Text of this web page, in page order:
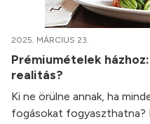
2025. MÁRCIUS 23.
Prémiumételek
realitás?
Ki ne örülne annak, ha
fogásokat fogyaszthatna?